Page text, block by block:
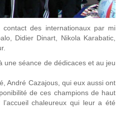
des internationaux par mi
Didier Dinart, Nikola Karabatic,
une séance de dédicaces et au jeu
André Cazajous, qui eux aussi ont
de ces champions de haut
chaleureux qui leur a été